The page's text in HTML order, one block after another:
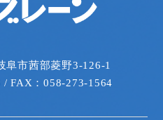
阜市茜部菱野3-126-1
FAX：058-273-1564